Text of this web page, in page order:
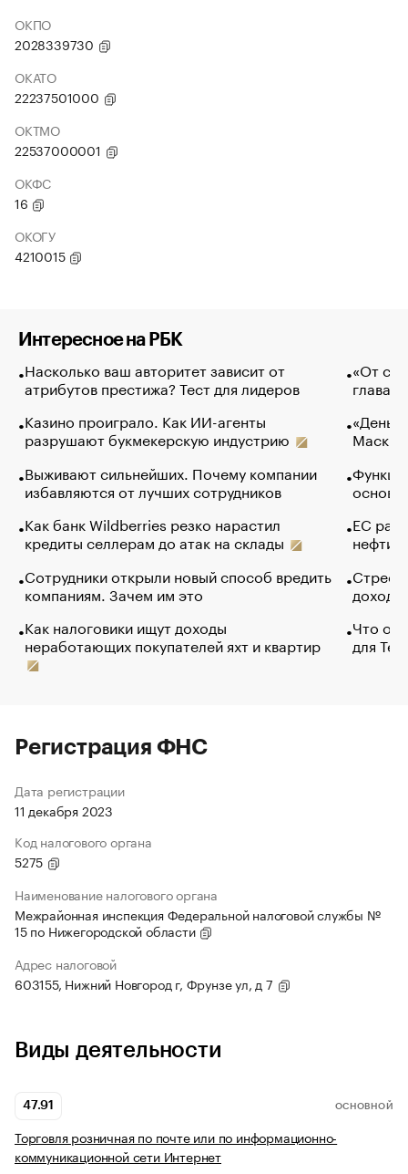
ОКПО
2028339730
ОКАТО
22237501000
ОКТМО
22537000001
ОКФС
16
ОКОГУ
4210015
Интересное на РБК
Насколько ваш авторитет зависит от
атрибутов престижа? Тест для лидеров
Казино проиграло. Как ИИ-агенты
разрушают букмекерскую индустрию
Выживают сильнейших. Почему компании
избавляются от лучших сотрудников
Как банк Wildberries резко нарастил
кредиты селлерам до атак на склады
Сотрудники открыли новый способ вредить
компаниям. Зачем им это
Как налоговики ищут доходы
неработающих покупателей яхт и квартир
«От
глава
Маск в
основ
ЕС
нефти
Что
для
Регистрация ФНС
Дата регистрации
11 декабря 2023
Код налогового органа
5275
Наименование налогового органа
Межрайонная инспекция Федеральной налоговой службы №
15 по Нижегородской области
Адрес налоговой
603155, Нижний Новгород г, Фрунзе ул, д 7
Виды деятельности
47.91 ОСНОВНОЙ
Торговля розничная по почте или по информационно-
коммуникационной сети Интернет